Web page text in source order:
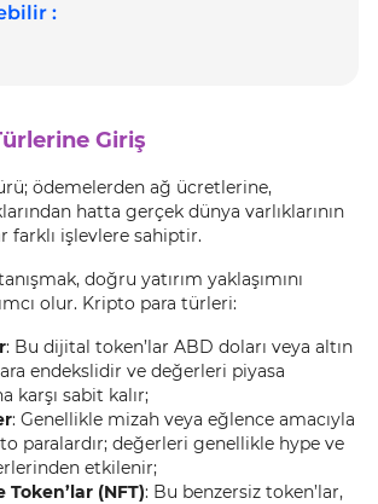
:
Giriş
ödemelerden ağ ücretlerine,
hatta gerçek dünya varlıklarının
farklı işlevlere sahiptir.
doğru yatırım yaklaşımını
olur. Kripto para türleri:
: Bu dijital token’lar ABD doları veya altın
endekslidir ve değerleri piyasa
karşı sabit kalır;
: Genellikle mizah veya eğlence amacıyla
paralardır; değerleri genellikle hype ve
etkilenir;
(NFT): Bu benzersiz token’lar,